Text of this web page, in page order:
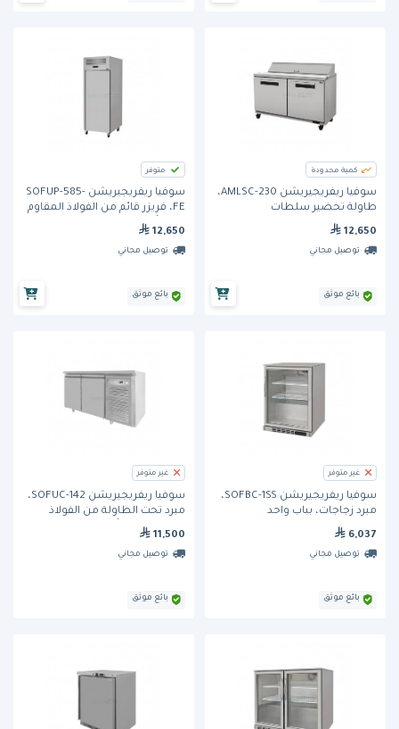
كمية محدودة
سوفيا ريفريجيريشن AMLSC-230،
طاولة تحضير سلطات
وسندويتشات، ببابين
12,650
توصيل مجاني
بائع موثق
متوفر
سوفيا ريفريجيريشن SOFUP-585-
FE، فريزر قائم من الفولاذ المقاوم
للصدأ، بباب واحد
12,650
توصيل مجاني
بائع موثق
غير متوفر
سوفيا ريفريجيريشن SOFBC-1SS،
مبرد زجاجات، بباب واحد
6,037
توصيل مجاني
بائع موثق
غير متوفر
سوفيا ريفريجيريشن SOFUC-142،
مبرد تحت الطاولة من الفولاذ
المقاوم للصدأ، ببابين
11,500
توصيل مجاني
بائع موثق